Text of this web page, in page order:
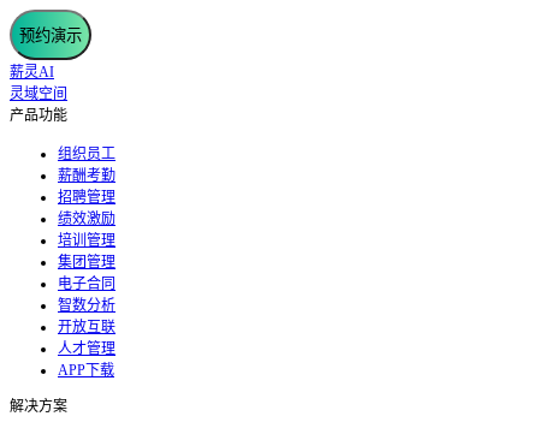
预约演示
薪灵AI
灵域空间
产品功能
组织员工
薪酬考勤
招聘管理
绩效激励
培训管理
集团管理
电子合同
智数分析
开放互联
人才管理
APP下载
解决方案